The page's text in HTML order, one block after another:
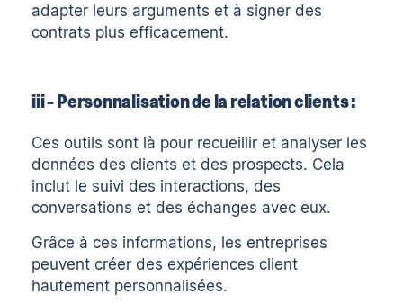
adapter leurs arguments et à signer des
contrats plus efficacement.
iii - Personnalisation de la relation clients :
Ces outils sont là pour recueillir et analyser les
données des clients et des prospects. Cela
inclut le suivi des interactions, des
conversations et des échanges avec eux.
Grâce à ces informations, les entreprises
peuvent créer des expériences client
hautement personnalisées.